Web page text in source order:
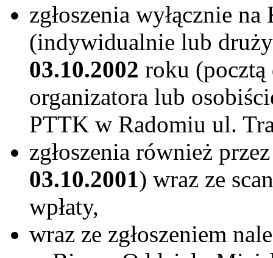
zgłoszenia wyłącznie
(indywidualnie lub
03.10.2002 roku
organizatora lub
PTTK w Radomiu ul.
zgłoszenia również
03.10.2001) wraz ze
wpłaty,
wraz ze zgłoszeniem